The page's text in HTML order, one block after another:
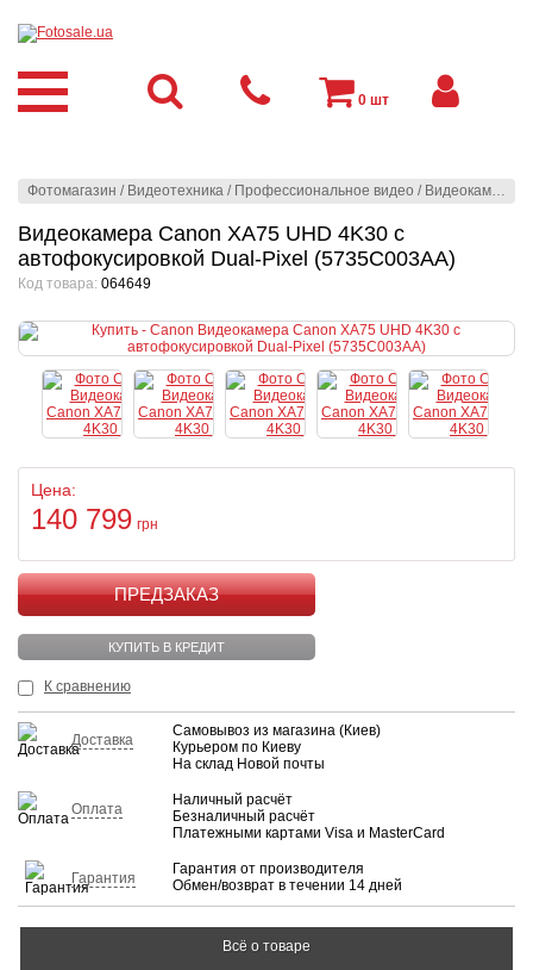
Фотомагазин / Видеотехника / Профессиональное видео / Видеокамеры
Видеокамера Canon XA75 UHD 4K30 с
автофокусировкой Dual-Pixel (5735C003AA)
Код товара: 064649
Цена:
140 799 грн
КУПИТЬ
КУПИТЬ В КРЕДИТ
К сравнению
Доставка
Самовывоз из магазина (Киев)
Курьером по Киеву
На склад Новой почты
Оплата
Наличный расчёт
Безналичный расчёт
Платежными картами Visa и MasterCard
Гарантия
Гарантия от производителя
Обмен/возврат в течении 14 дней
Всё о товаре
0 шт